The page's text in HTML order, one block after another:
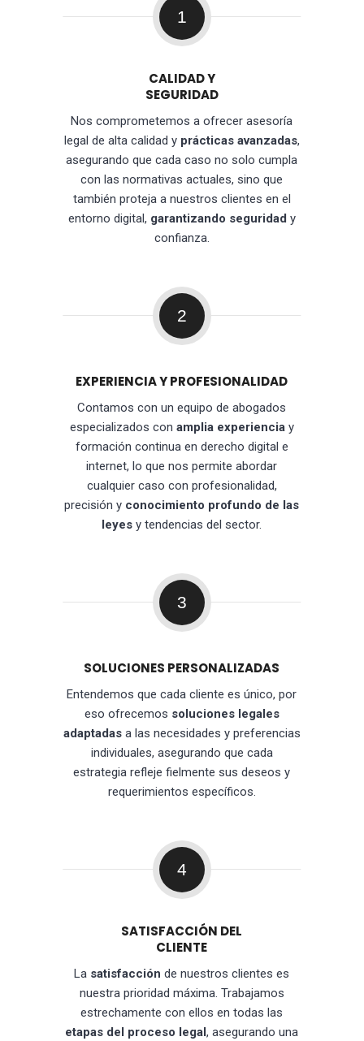
1
CALIDAD Y
SEGURIDAD
Nos comprometemos a ofrecer asesoría
legal de alta calidad y prácticas avanzadas,
asegurando que cada caso no solo cumpla
con las normativas actuales, sino que
también proteja a nuestros clientes en el
entorno digital, garantizando seguridad y
confianza.
2
EXPERIENCIA Y PROFESIONALIDAD
Contamos con un equipo de abogados
especializados con amplia experienciay
formación continua en derecho digital e
internet, lo que nos permite abordar
cualquier caso con profesionalidad,
precisión y conocimiento profundo de las
leyes y tendencias del sector.
3
SOLUCIONES PERSONALIZADAS
Entendemos que cada cliente es único, por
eso ofrecemos soluciones legales
adaptadasa las necesidades y preferencias
individuales, asegurando que cada
estrategia refleje fielmente sus deseos y
requerimientos específicos.
4
SATISFACCIÓN DEL
CLIENTE
La satisfacción de nuestros clientes es
nuestra prioridad máxima. Trabajamos
estrechamente con ellos en todas las
etapas del proceso legal, asegurando una